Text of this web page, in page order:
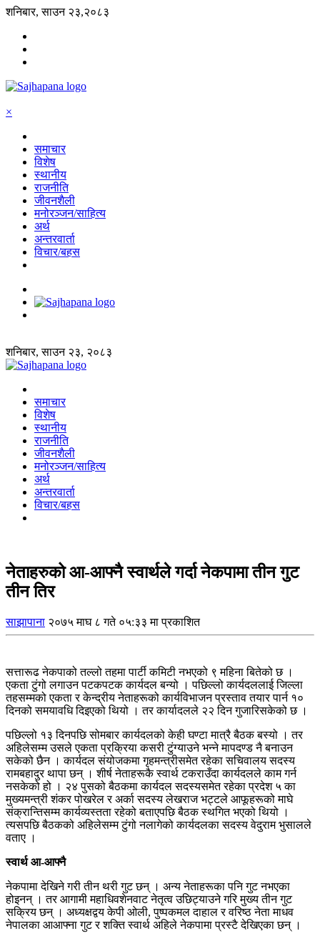
शनिबार, साउन २३,२०८३
×
समाचार
विशेष
स्थानीय
राजनीति
जीवनशैली
मनोरञ्जन/साहित्य
अर्थ
अन्तरवार्ता
विचार/बहस
शनिबार, साउन २३, २०८३
समाचार
विशेष
स्थानीय
राजनीति
जीवनशैली
मनोरञ्जन/साहित्य
अर्थ
अन्तरवार्ता
विचार/बहस
नेताहरुको आ-आफ्नै स्वार्थले गर्दा नेकपामा तीन गुट
तीन तिर
साझापाना २०७५ माघ ८ गते ०५:३३ मा प्रकाशित
सत्तारूढ नेकपाको तल्लो तहमा पार्टी कमिटी नभएको ९ महिना बितेको छ ।
एकता टुंगो लगाउन पटकपटक कार्यदल बन्यो । पछिल्लो कार्यदललाई जिल्ला
तहसम्मको एकता र केन्द्रीय नेताहरूको कार्यविभाजन प्रस्ताव तयार पार्न १०
दिनको समयावधि दिइएको थियो । तर कार्यादलले २२ दिन गुजारिसकेको छ ।
पछिल्लो १३ दिनपछि सोमबार कार्यदलको केही घण्टा मात्रै बैठक बस्यो । तर
अहिलेसम्म उसले एकता प्रक्रिया कसरी टुंग्याउने भन्ने मापदण्ड नै बनाउन
सकेको छैन । कार्यदल संयोजकमा गृहमन्त्रीसमेत रहेका सचिवालय सदस्य
रामबहादुर थापा छन् । शीर्ष नेताहरूकै स्वार्थ टकराउँदा कार्यदलले काम गर्न
नसकेको हो । २४ पुसको बैठकमा कार्यदल सदस्यसमेत रहेका प्रदेश ५ का
मुख्यमन्त्री शंकर पोखरेल र अर्का सदस्य लेखराज भट्टले आफूहरूको माघे
संक्रान्तिसम्म कार्यव्यस्तता रहेको बताएपछि बैठक स्थगित भएको थियो ।
त्यसपछि बैठकको अहिलेसम्म टुंगो नलागेको कार्यदलका सदस्य वेदुराम भुसालले
वताए ।
स्वार्थ आ-आफ्नै
नेकपामा देखिने गरी तीन थरी गुट छन् । अन्य नेताहरूका पनि गुट नभएका
होइनन् । तर आगामी महाधिवशेनवाट नेतृत्व उछिट्याउने गरि मुख्य तीन गुट
सक्रिय छन् । अध्यक्षद्वय केपी ओली, पुष्पकमल दाहाल र वरिष्ठ नेता माधव
नेपालका आआफ्ना गुट र शक्ति स्वार्थ अहिले नेकपामा प्रस्टै देखिएका छन् ।